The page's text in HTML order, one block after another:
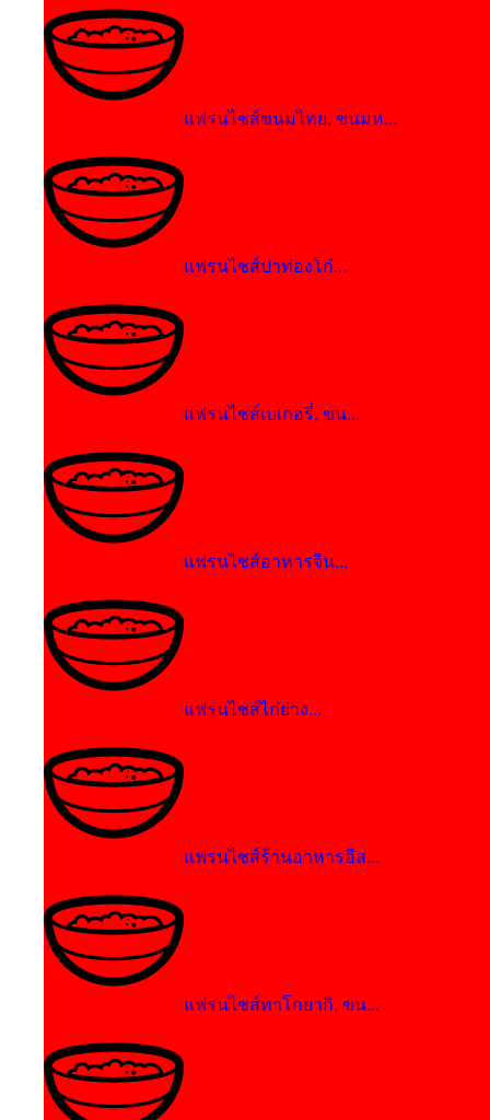
แฟรนไชส์ขนมไทย, ขนมห...
แฟรนไชส์ปาท่องโก๋...
แฟรนไชส์เบเกอรี่, ขน...
แฟรนไชส์อาหารจีน...
แฟรนไชส์ไก่ย่าง...
แฟรนไชส์ร้านอาหารอีส...
แฟรนไชส์ทาโกยากิ, ขน...